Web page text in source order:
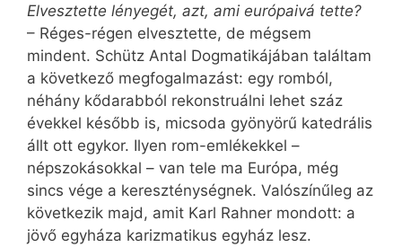
Elvesztette lényegét, azt, ami európaivá tette?
– Réges-régen elvesztette, de mégsem
mindent. Schütz Antal Dogmatikájában találtam
a következő megfogalmazást: egy romból,
néhány kődarabból rekonstruálni lehet száz
évekkel később is, micsoda gyönyörű katedrális
állt ott egykor. Ilyen rom-emlékekkel –
népszokásokkal – van tele ma Európa, még
sincs vége a kereszténységnek. Valószínűleg az
következik majd, amit Karl Rahner mondott: a
jövő egyháza karizmatikus egyház lesz.